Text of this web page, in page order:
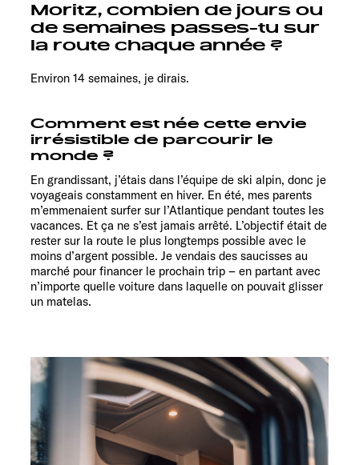
Moritz, combien de jours ou
de semaines passes-tu sur
la route chaque année ?
Environ 14 semaines, je dirais.
Comment est née cette envie
irrésistible de parcourir le
monde ?
En grandissant, j’étais dans l’équipe de ski alpin, donc je
voyageais constamment en hiver. En été, mes parents
m’emmenaient surfer sur l’Atlantique pendant toutes les
vacances. Et ça ne s’est jamais arrêté. L’objectif était de
rester sur la route le plus longtemps possible avec le
moins d’argent possible. Je vendais des saucisses au
marché pour financer le prochain trip – en partant avec
n’importe quelle voiture dans laquelle on pouvait glisser
un matelas.